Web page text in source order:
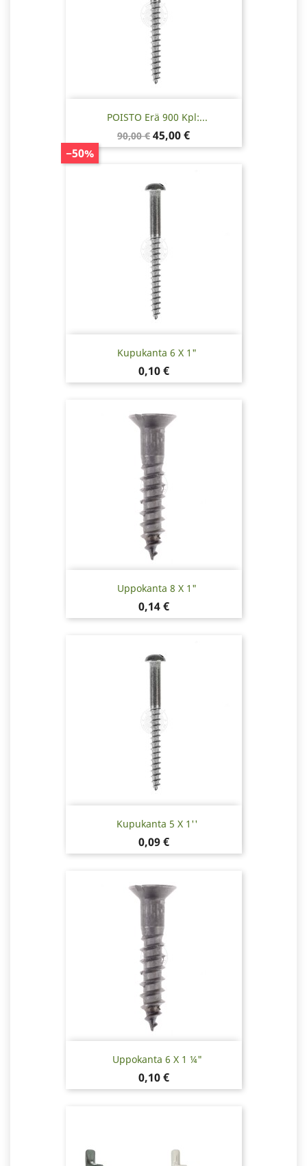
POISTO Erä 900 Kpl:...
Normaalihinta
90,00 €
−50%
Hinta
45,00 €
Kupukanta 6 X 1"
Hinta
0,10 €
Uppokanta 8 X 1"
Hinta
0,14 €
Kupukanta 5 X 1''
Hinta
0,09 €
Uppokanta 6 X 1 ¼"
Hinta
0,10 €